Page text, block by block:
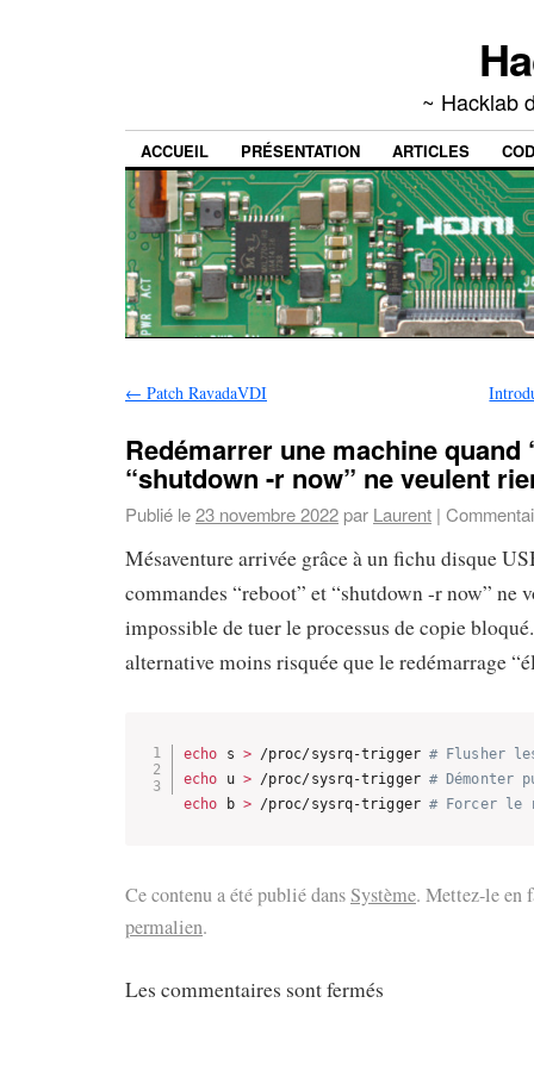
~ Hacklab
ACCUEIL PRÉSENTATION ARTICLES
← Patch RavadaVDI
Redémarrer une machine quand
“shutdown -r now” ne veulent
Publié le23 novembre 2022 par Laurent |
Mésaventure arrivée grâce à un fichu disque
commandes “reboot” et “shutdown -r now” ne
impossible de tuer le processus de copie
alternative moins risquée que le redémarrage
echo s > /proc/sysrq-trigger # Flusher
echo u > /proc/sysrq-trigger # Démonter
echo b > /proc/sysrq-trigger # Forcer le
Ce contenu a été publié dansSystème. Mettez-le en
permalien.
Les commentaires sont fermés